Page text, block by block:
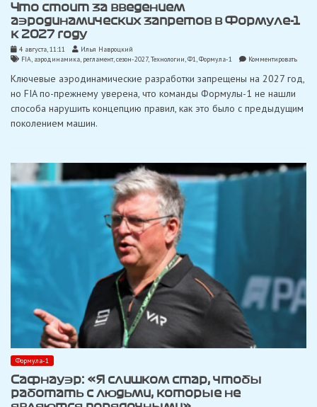
Что стоит за введением
аэродинамических запретов в Формуле-1
к 2027 году
4 августа, 11:11
Илья Навроцкий
FIA, аэродинамика, регламент,сезон-2027,Технологии,Ф1,Формула-1 Комментироватьon
стоит
году
Ключевые аэродинамические разработки запрещены на 2027 год,
но FIA по-прежнему уверена, что команды Формулы-1 не нашли
способа нарушить концепцию правил, как это было с предыдущим
поколением машин.
Формула-1
Сафнауэр: «Я слишком стар, чтобы
работать с людьми, которые не